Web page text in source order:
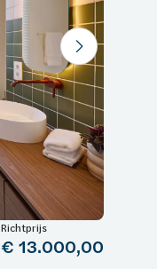
Richtprijs
€ 13.000,00